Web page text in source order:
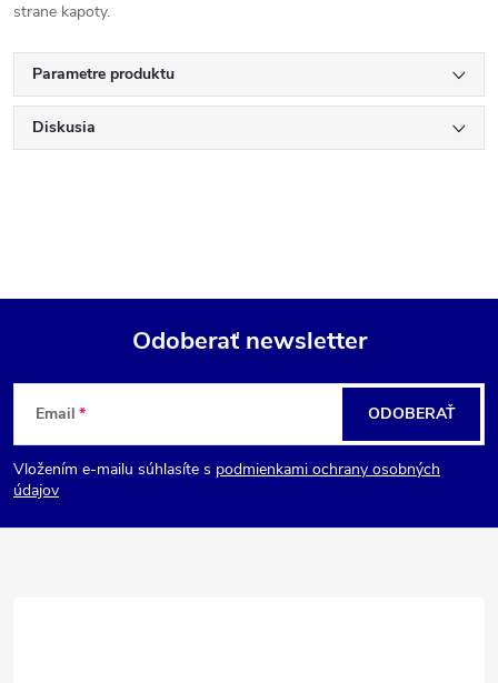
strane kapoty.
Parametre produktu
Diskusia
Z
á
p
Odoberať newsletter
Email
Vložením e-mailu súhlasíte s podmienkami ochrany osobných
údajov
ODOBERAŤ